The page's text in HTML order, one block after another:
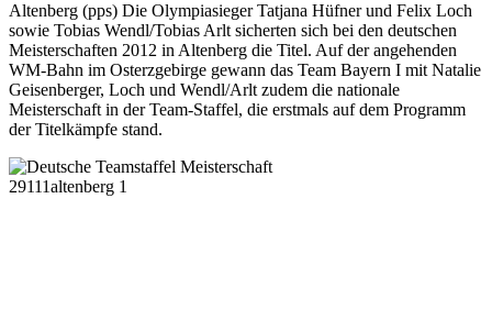
Altenberg (pps) Die Olympiasieger Tatjana Hüfner und Felix Loch
sowie Tobias Wendl/Tobias Arlt sicherten sich bei den deutschen
Meisterschaften 2012 in Altenberg die Titel. Auf der angehenden
WM-Bahn im Osterzgebirge gewann das Team Bayern I mit Natalie
Geisenberger, Loch und Wendl/Arlt zudem die nationale
Meisterschaft in der Team-Staffel, die erstmals auf dem Programm
der Titelkämpfe stand.